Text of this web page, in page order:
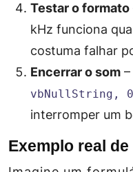
Testar o formato
kHz funciona
costuma falhar
Encerrar o som
vbNullString, 0,
interromper um
Exemplo real